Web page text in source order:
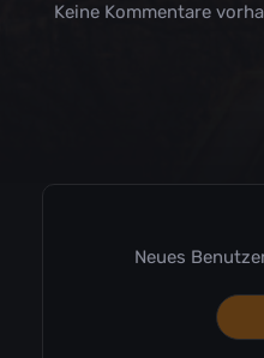
Keine Kommentare
Neues